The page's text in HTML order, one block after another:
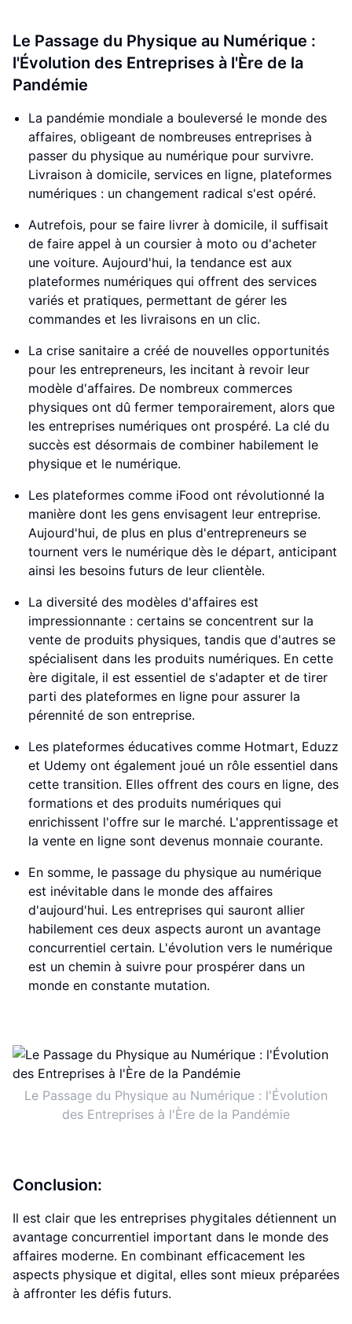
Le Passage du Physique au Numérique :
l'Évolution des Entreprises à l'Ère de la
Pandémie
La pandémie mondiale a bouleversé le monde des
affaires, obligeant de nombreuses entreprises à
passer du physique au numérique pour survivre.
Livraison à domicile, services en ligne, plateformes
numériques : un changement radical s'est opéré.
Autrefois, pour se faire livrer à domicile, il suffisait
de faire appel à un coursier à moto ou d'acheter
une voiture. Aujourd'hui, la tendance est aux
plateformes numériques qui offrent des services
variés et pratiques, permettant de gérer les
commandes et les livraisons en un clic.
La crise sanitaire a créé de nouvelles opportunités
pour les entrepreneurs, les incitant à revoir leur
modèle d'affaires. De nombreux commerces
physiques ont dû fermer temporairement, alors que
les entreprises numériques ont prospéré. La clé du
succès est désormais de combiner habilement le
physique et le numérique.
Les plateformes comme iFood ont révolutionné la
manière dont les gens envisagent leur entreprise.
Aujourd'hui, de plus en plus d'entrepreneurs se
tournent vers le numérique dès le départ, anticipant
ainsi les besoins futurs de leur clientèle.
La diversité des modèles d'affaires est
impressionnante : certains se concentrent sur la
vente de produits physiques, tandis que d'autres se
spécialisent dans les produits numériques. En cette
ère digitale, il est essentiel de s'adapter et de tirer
parti des plateformes en ligne pour assurer la
pérennité de son entreprise.
Les plateformes éducatives comme Hotmart, Eduzz
et Udemy ont également joué un rôle essentiel dans
cette transition. Elles offrent des cours en ligne, des
formations et des produits numériques qui
enrichissent l'offre sur le marché. L'apprentissage et
la vente en ligne sont devenus monnaie courante.
En somme, le passage du physique au numérique
est inévitable dans le monde des affaires
d'aujourd'hui. Les entreprises qui sauront allier
habilement ces deux aspects auront un avantage
concurrentiel certain. L'évolution vers le numérique
est un chemin à suivre pour prospérer dans un
monde en constante mutation.
Le Passage du Physique au Numérique : l'Évolution
des Entreprises à l'Ère de la Pandémie
Conclusion:
Il est clair que les entreprises phygitales détiennent un
avantage concurrentiel important dans le monde des
affaires moderne. En combinant efficacement les
aspects physique et digital, elles sont mieux préparées
à affronter les défis futurs.